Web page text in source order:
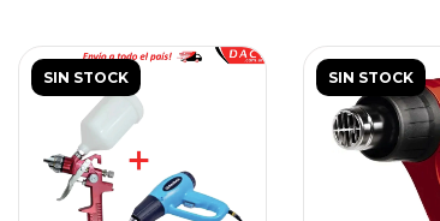
SIN STOCK SIN STOCK